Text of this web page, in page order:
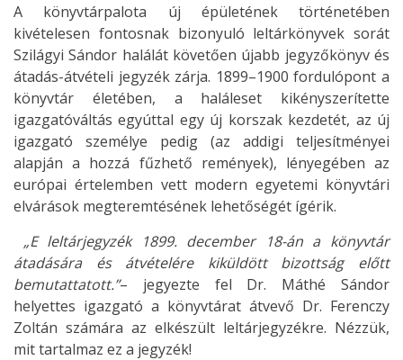
A könyvtárpalota új épületének történetében
kivételesen fontosnak bizonyuló leltárkönyvek sorát
Szilágyi Sándor halálát követően újabb jegyzőkönyv és
átadás-átvételi jegyzék zárja. 1899–1900 fordulópont a
könyvtár életében, a haláleset kikényszerítette
igazgatóváltás egyúttal egy új korszak kezdetét, az új
igazgató személye pedig (az addigi teljesítményei
alapján a hozzá fűzhető remények), lényegében az
európai értelemben vett modern egyetemi könyvtári
elvárások megteremtésének lehetőségét ígérik.
„E leltárjegyzék 1899. december 18-án a könyvtár
átadására és átvételére kiküldött bizottság előtt
bemutattatott.”– jegyezte fel Dr. Máthé Sándor
helyettes igazgató a könyvtárat átvevő Dr. Ferenczy
Zoltán számára az elkészült leltárjegyzékre. Nézzük,
mit tartalmaz ez a jegyzék!